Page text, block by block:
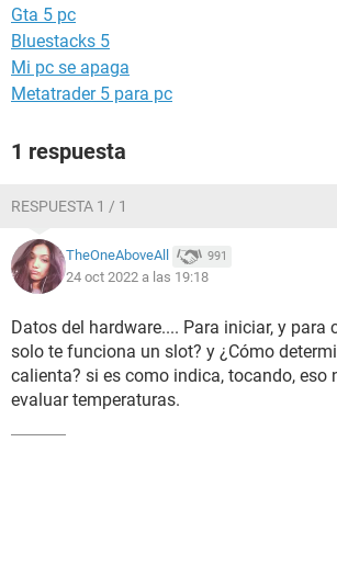
Gta 5 pc
Bluestacks 5
Mi pc se apaga
Metatrader 5 para pc
1 respuesta
RESPUESTA 1 / 1
TheOneAboveAll 991
24 oct 2022 a las 19:18
Datos del hardware.... Para iniciar, y para
solo te funciona un slot? y ¿Cómo
calienta? si es como indica, tocando, eso
evaluar temperaturas.